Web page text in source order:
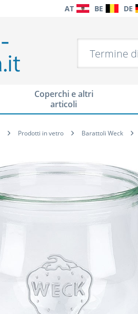
AT BE DE
Coperchi e altri
articoli
Prodotti in vetro Barattoli Weck